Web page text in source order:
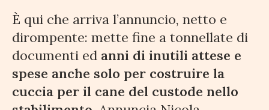
È qui che arriva l’annuncio, netto e
dirompente: mette fine a tonnellate di
documenti ed anni di inutili attese e
spese anche solo per costruire la
cuccia per il cane del custode nello